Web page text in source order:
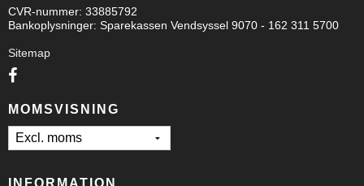
CVR-nummer: 33885792
Bankoplysninger: Sparekassen Vendsyssel 9070 - 162 311 5700
Sitemap
MOMSVISNING